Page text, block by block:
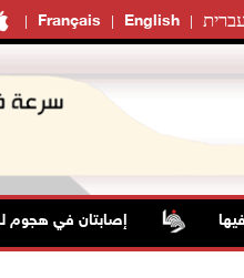
Français English
إصابتان في هجوم